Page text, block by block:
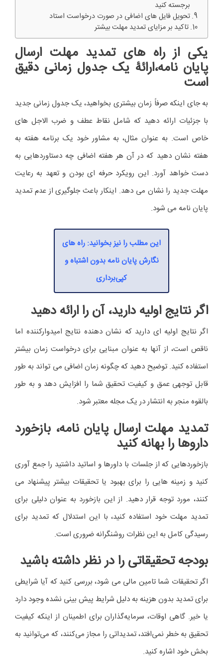
برجسته کنید
تحویل فایل های اضافی در صورت درخواست استاد
تاکید بر مزایای تمدید مهلت بیشتر
یکی از راه های تمدید مهلت ارسال
پایان نامه،ارائۀ یک جدول زمانی دقیق
است
به جای اینکه صرفاً زمان بیشتری بخواهید، یک جدول زمانی جدید
با جزئیات ارائه دهید که شامل نقاط عطف و ضرب الاجل های
خاص است. به عنوان مثال، به مشاور خود یک برنامه هفته به
هفته نشان دهید که در آن هر هفته اضافی چه دستاوردهایی به
دست خواهد آورد. این رویکرد حرفه ای بودن و تعهد به رعایت
مهلت جدید را نشان می دهد. اینکار باعث جلوگیری از عدم تمدید
پایان نامه می شود.
این مطلب را نیز بخوانید: راه های
نگارش پایان نامه بدون اشتباه و
کپی‌برداری
اگر نتایج اولیه دارید، آن را ارائه دهید
اگر نتایج اولیه ای دارید که نشان دهنده نتایج امیدوارکننده اما
ناقص است، از آنها به عنوان مبنایی برای درخواست زمان بیشتر
استفاده کنید. توضیح دهید که چگونه زمان اضافی می تواند به طور
قابل توجهی عمق و کیفیت تحقیق شما را افزایش دهد و به طور
بالقوه منجر به انتشار در یک مجله معتبر شود.
تمدید مهلت ارسال پایان نامه، بازخورد
داروها را بهانه کنید
بازخوردهایی که از جلسات با داورها و اساتید داشتید را جمع آوری
کنید و زمینه هایی را برای بهبود یا تحقیقات بیشتر پیشنهاد می
کنند، مورد توجه قرار دهید. از این بازخورد به عنوان دلیلی برای
تمدید مهلت خود استفاده کنید، با این استدلال که تمدید برای
رسیدگی کامل به این نظرات روشنگرانه ضروری است.
بودجه تحقیقاتی را در نظر داشته باشید
اگر تحقیقات شما تامین مالی می شود، بررسی کنید که آیا شرایطی
برای تمدید بدون هزینه به دلیل شرایط پیش بینی نشده وجود دارد
یا خیر. گاهی اوقات، سرمایه‌گذاران برای اطمینان از اینکه کیفیت
تحقیق به خطر نمی‌افتد، تمدیداتی را مجاز می‌کنند، که می‌توانید به
بخش خود اشاره کنید.